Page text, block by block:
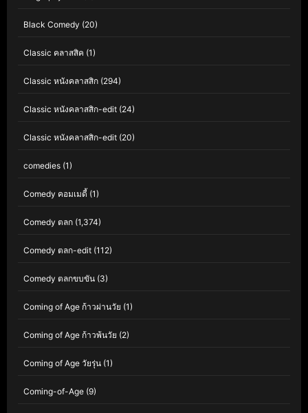
Black Comedy (20)
Classic คลาสสิค (1)
Classic หนังคลาสสิก (294)
Classic หนังคลาสสิก-edit (24)
Classic หนังคลาสสิก-edit (20)
comedies (1)
Comedy คอมเมดี้ (1)
Comedy ตลก (1,374)
Comedy ตลก-edit (112)
Comedy ตลกขบขัน (3)
Coming of Age ก้าวผ่านวัย (1)
Coming of Age ก้าวพ้นวัย (2)
Coming of Age วัยรุ่น (1)
Coming-of-Age (9)